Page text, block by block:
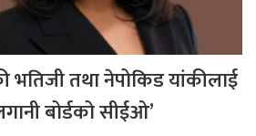
भतिजी तथा नेपोकिड यांकीलाई
बोर्डको सीईओ’